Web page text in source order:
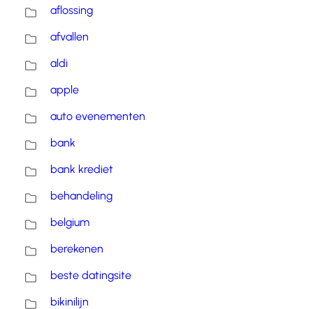
aflossing
afvallen
aldi
apple
auto evenementen
bank
bank krediet
behandeling
belgium
berekenen
beste datingsite
bikinilijn